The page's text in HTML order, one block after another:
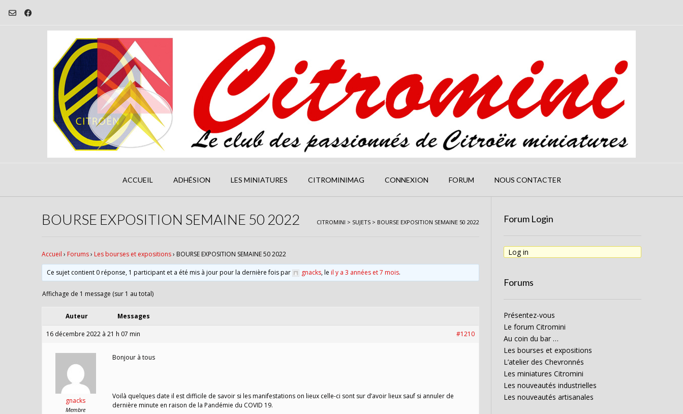
ACCUEIL ADHÉSION LES MINIATURES CITROMINIMAG CONNEXION FORUM NOUS CONTACTER
BOURSE EXPOSITION SEMAINE 50 2022 CITROMINI > SUJETS > BOURSE EXPOSITION SEMAINE 50 2022
Accueil › Forums› Les bourses et expositions› BOURSE EXPOSITION SEMAINE 50 2022
Ce sujet contient 0 réponse, 1 participant et a été mis à jour pour la dernière fois par gnacks, leil y a 3 années et 7 mois.
Affichage de 1 message (sur 1 au total)
Auteur Messages
16 décembre 2022 à 21 h 07 min #1210
gnacks
Membre
Bonjour à tous
Voilà quelques date il est difficile de savoir si les manifestations on lieux celle-ci sont sur d’avoir lieux sauf si annuler de
dernière minute en raison de la Pandémie du COVID 19.
Forum Login
Log in
Forums
Présentez-vous
Le forum Citromini
Au coin du bar …
Les bourses et expositions
L’atelier des Chevronnés
Les miniatures Citromini
Les nouveautés industrielles
Les nouveautés artisanales